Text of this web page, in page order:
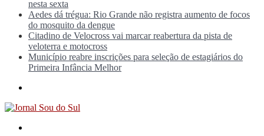
nesta sexta
Aedes dá trégua: Rio Grande não registra aumento de focos
do mosquito da dengue
Citadino de Velocross vai marcar reabertura da pista de
veloterra e motocross
Município reabre inscrições para seleção de estagiários do
Primeira Infância Melhor